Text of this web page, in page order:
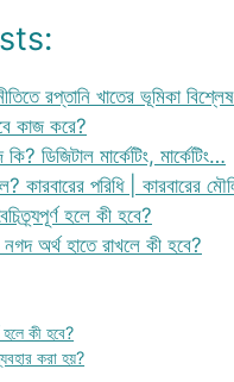
রপ্তানি খাতের ভূমিকা
কাজ করে?
ডিজিটাল মার্কেটিং, মার্কেটিং…
কারবারের পরিধি | কারবারের
হলে কী হবে?
নগদ অর্থ হাতে রাখলে কী হবে?
হলে কী হবে?
করা হয়?